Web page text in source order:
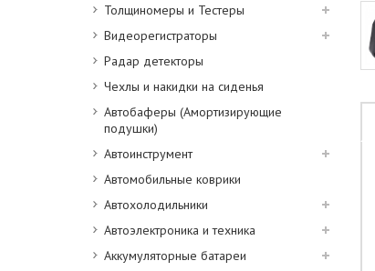
Толщиномеры и Тестеры
Видеорегистраторы
Радар детекторы
Чехлы и накидки на сиденья
Автобаферы (Амортизирующие
подушки)
Автоинструмент
Автомобильные коврики
Автохолодильники
Автоэлектроника и техника
Аккумуляторные батареи